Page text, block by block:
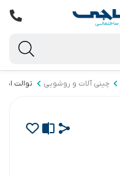
چینی آلات و روشویی توالت